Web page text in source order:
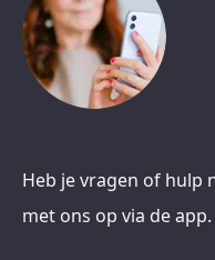
Heb je vragen of hulp
met ons op via de app.